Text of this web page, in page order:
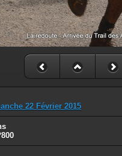
22 Février 2015